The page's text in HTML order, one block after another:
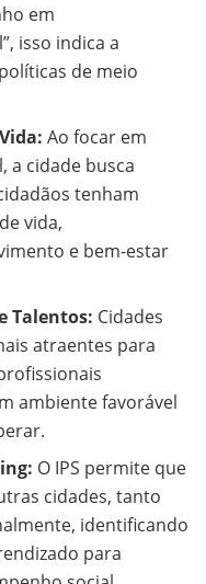
em
isso indica a
de meio
Ao focar em
a cidade busca
tenham
vida,
e bem-estar
Talentos: Cidades
atraentes para
ambiente favorável
O IPS permite que
cidades, tanto
identificando
para